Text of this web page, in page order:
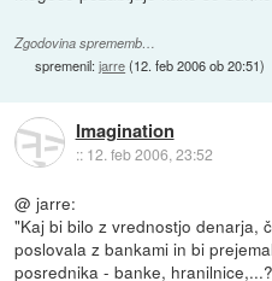
Zgodovina sprememb…
spremenil:jarre(12. feb 2006 ob 20:51)
Imagination
:: 12. feb 2006, 23:52
@ jarre:
"Kaj bi bilo z vrednostjo denarja,
poslovala z bankami in bi
posrednika - banke,